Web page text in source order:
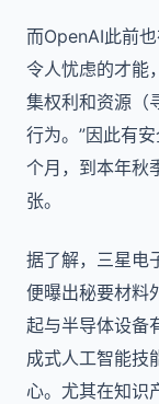
而OpenAI此前
令人忧虑的才能
集权利和资源（
行为。”因此有
个月，到本年秋
张。
据了解，三星电
便曝出秘要材料
起与半导体设备
成式人工智能技
心。尤其在知识